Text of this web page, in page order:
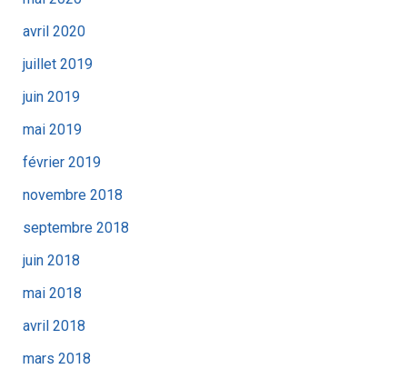
avril 2020
juillet 2019
juin 2019
mai 2019
février 2019
novembre 2018
septembre 2018
juin 2018
mai 2018
avril 2018
mars 2018